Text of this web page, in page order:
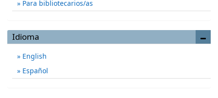
Para bibliotecarios/as
Idioma
English
Español